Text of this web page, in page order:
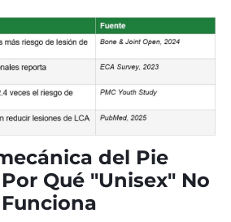
del Pie
Qué "Unisex" No
Funciona